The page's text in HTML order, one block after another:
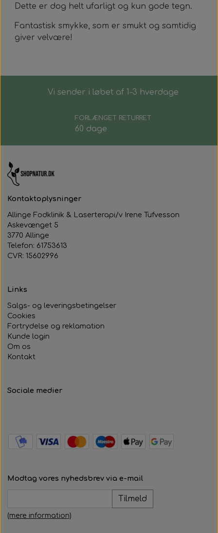
Dette er dog helt ufarligt og kun gode tegn.
Fantastisk smykke, som er smukt og samtidig
giver velvære!
Vi sender i løbet af 1-3 hverdage
FORLÆNGET RETURRET
60 dage
Kontaktoplysninger
Allinge Fodklinik & Laserterapi/v Irene Tufvesson
Askevænget 5
3770 Allinge
Telefon: 61753613
CVR: 15602996
Links
Salgs- og leveringsbetingelser
Cookies
Fortrydelse og reklamation
Kunde login
Om os
Kontakt
Sociale medier
Modtag vores nyhedsbrev via e-mail
Tilmeld
(mere information)